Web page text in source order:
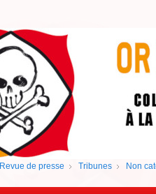
Revue de presse Tribunes Non